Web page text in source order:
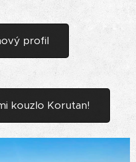
profil
kouzlo Korutan!